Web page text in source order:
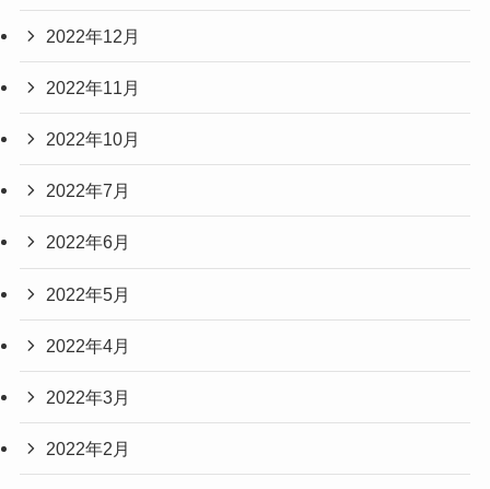
2022年12月
2022年11月
2022年10月
2022年7月
2022年6月
2022年5月
2022年4月
2022年3月
2022年2月